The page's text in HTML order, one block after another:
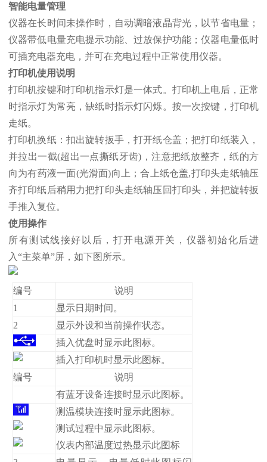
智能电量管理
仪器在长时间未操作时，自动调暗液晶背光，以节省电量；
仪器带低电量充电提示功能、过放保护功能；仪器电量低时
可插充电器充电，并可在充电过程中正常使用仪器。
打印机使用说明
打印机按键和打印机指示灯是一体式。打印机上电后，正常
时指示灯为常亮，缺纸时指示灯闪烁。按一次按键，打印机
走纸。
打印机换纸：扣出旋转扳手，打开纸仓盖；把打印纸装入，
并拉出一截(超出一点撕纸牙齿)，注意把纸放整齐，纸的方
向为有药液一面(光滑面)向上；合上纸仓盖,打印头走纸轴压
齐打印纸后稍用力把打印头走纸轴压回打印头，并把旋转扳
手推入复位。
使用操作
所有测试线接好以后，打开电源开关，仪器初始化后进
入“主菜单”屏，如下图所示。
编号
说明
1
显示日期时间。
2
显示外设和当前操作状态。
插入优盘时显示此图标。
插入打印机时显示此图标。
编号
说明
有蓝牙设备连接时显示此图标。
测温模块连接时显示此图标。
测试过程中显示此图标。
仪表内部温度过热显示此图标